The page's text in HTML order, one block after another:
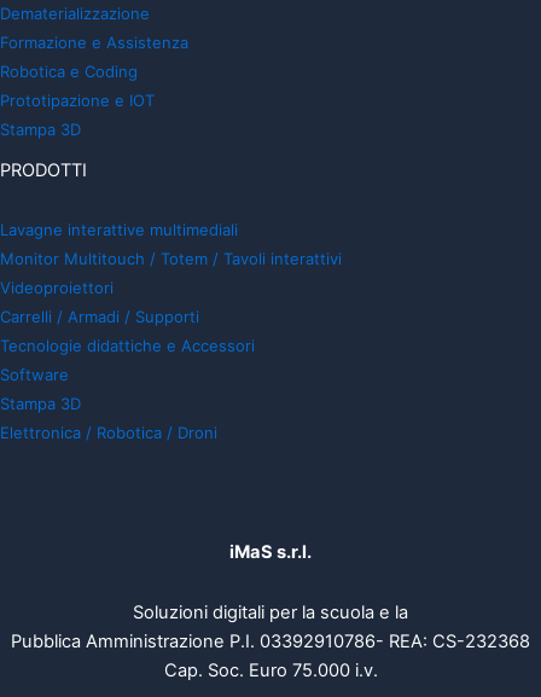
Dematerializzazione
Formazione e Assistenza
Robotica e Coding
Prototipazione e IOT
Stampa 3D
PRODOTTI
Lavagne interattive multimediali
Monitor Multitouch / Totem / Tavoli interattivi
Videoproiettori
Carrelli / Armadi / Supporti
Tecnologie didattiche e Accessori
Software
Stampa 3D
Elettronica / Robotica / Droni
iMaS s.r.l.
Soluzioni digitali per la scuola e la
Pubblica Amministrazione P.I. 03392910786- REA: CS-232368
Cap. Soc. Euro 75.000 i.v.